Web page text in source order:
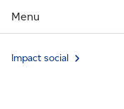
Menu
Impact social